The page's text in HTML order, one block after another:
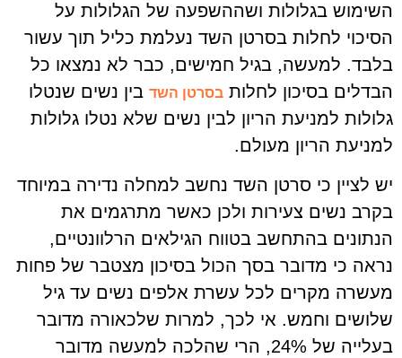
השימוש בגלולות ושההשפעה של הגלולות על
הסיכוי לחלות בסרטן השד נעלמת כליל תוך עשור
בלבד. למעשה, בגיל חמישים, כבר לא נמצאו כל
הבדלים בסיכון לחלות בסרטן השד בין נשים שנטלו
גלולות למניעת הריון לבין נשים שלא נטלו גלולות
למניעת הריון מעולם.
יש לציין כי סרטן השד נחשב למחלה נדירה במיוחד
בקרב נשים צעירות ולכן כאשר מתרגמים את
הנתונים בהתחשב בטווח הגילאים הרלוונטיים,
נראה כי מדובר בסך הכול בסיכון מצטבר של פחות
מעשרה מקרים לכל עשרת אלפים נשים עד גיל
שלושים וחמש. אי לכך, למרות שלכאורה מדובר
בעלייה של 24%, הרי שהלכה למעשה מדובר